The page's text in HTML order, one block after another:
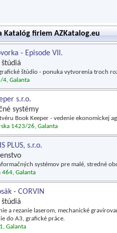
Katalóg firiem AZKatalog.eu
- Episode VII.
štúdio - ponuka vytvorenia troch
4, Galanta
s.r.o.
systémy
Book Keeper - vedenie ekonomickej
1423/26, Galanta
PLUS, s.r.o.
systémov pre malé, stredné
464, Galanta
- CORVIN
a rezanie laserom, mechanické
do A3, grafické práce.
Galanta